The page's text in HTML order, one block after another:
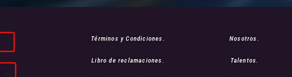
Términos y Condiciones.
Libro de reclamaciones.
Nosotros.
Talentos.